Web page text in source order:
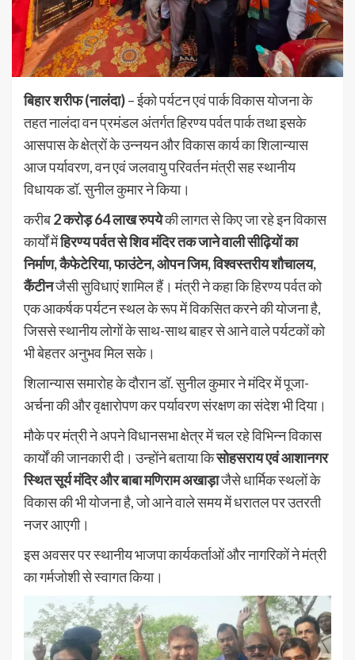
बिहार शरीफ (नालंदा)– ईको पर्यटन एवं पार्क विकास योजना के
तहत नालंदा वन प्रमंडल अंतर्गत हिरण्य पर्वत पार्क तथा इसके
आसपास के क्षेत्रों के उन्नयन और विकास कार्य का शिलान्यास
आज पर्यावरण, वन एवं जलवायु परिवर्तन मंत्री सह स्थानीय
विधायक डॉ. सुनील कुमार ने किया।
करीब2 करोड़ 64 लाख रुपयेकी लागत से किए जा रहे इन विकास
कार्यों मेंहिरण्य पर्वत से शिव मंदिर तक जाने वाली सीढ़ियों का
निर्माण, कैफेटेरिया, फाउंटेन, ओपन जिम, विश्वस्तरीय शौचालय,
कैंटीनजैसी सुविधाएं शामिल हैं। मंत्री ने कहा कि हिरण्य पर्वत को
एक आकर्षक पर्यटन स्थल के रूप में विकसित करने की योजना है,
जिससे स्थानीय लोगों के साथ-साथ बाहर से आने वाले पर्यटकों को
भी बेहतर अनुभव मिल सके।
शिलान्यास समारोह के दौरान डॉ. सुनील कुमार ने मंदिर में पूजा-
अर्चना की और वृक्षारोपण कर पर्यावरण संरक्षण का संदेश भी दिया।
मौके पर मंत्री ने अपने विधानसभा क्षेत्र में चल रहे विभिन्न विकास
कार्यों की जानकारी दी। उन्होंने बताया किसोहसराय एवं आशानगर
स्थित सूर्य मंदिर और बाबा मणिराम अखाड़ाजैसे धार्मिक स्थलों के
विकास की भी योजना है, जो आने वाले समय में धरातल पर उतरती
नजर आएगी।
इस अवसर पर स्थानीय भाजपा कार्यकर्ताओं और नागरिकों ने मंत्री
का गर्मजोशी से स्वागत किया।